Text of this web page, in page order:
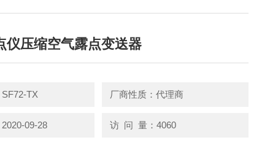
仪压缩空气露点变送器
TX 厂商性质：代理商
09-28 访 问 量：4060